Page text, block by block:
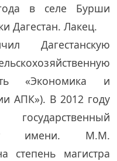
в селе Бурши
Дагестан. Лакец.
Дагестанскую
«Экономика и
АПК»). В 2012 году
имени. М.М.
степень магистра